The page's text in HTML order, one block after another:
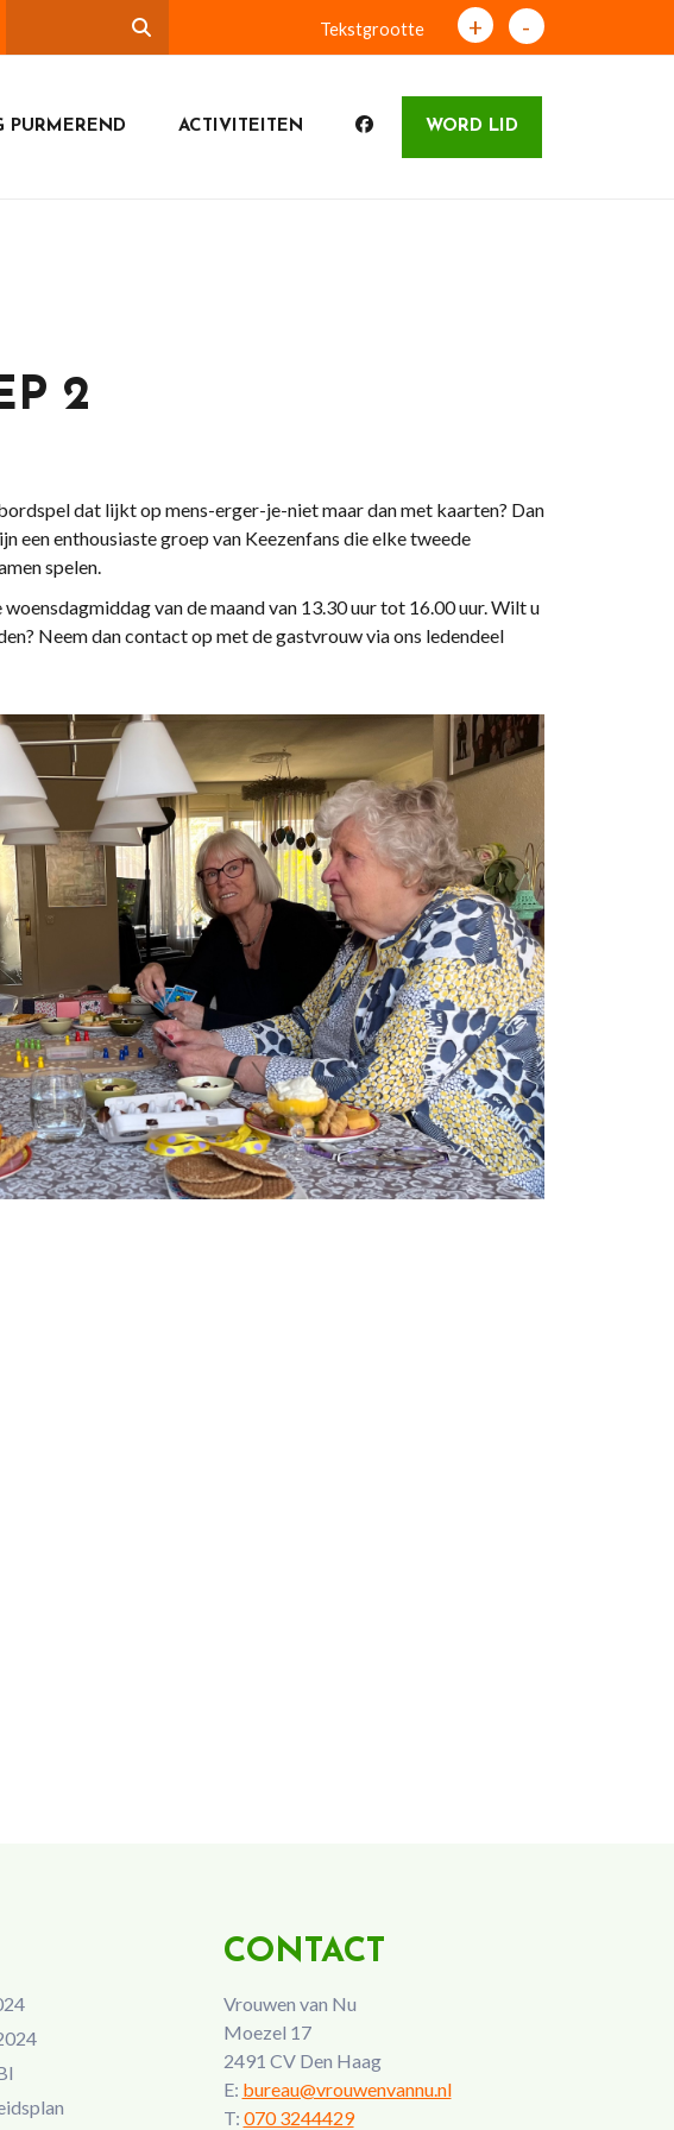
Tekstgrootte + -
PURMEREND ACTIVITEITEN WORD LID
2
dat lijkt op mens-erger-je-niet maar dan met kaarten? Dan
een enthousiaste groep van Keezenfans die elke tweede
spelen.
van de maand van 13.30 uur tot 16.00 uur. Wilt u
Neem dan contact op met de gastvrouw via ons ledendeel
CONTACT
Vrouwen van Nu
Moezel 17
2491 CV Den Haag
E: bureau@vrouwenvannu.nl
T: 070 3244429